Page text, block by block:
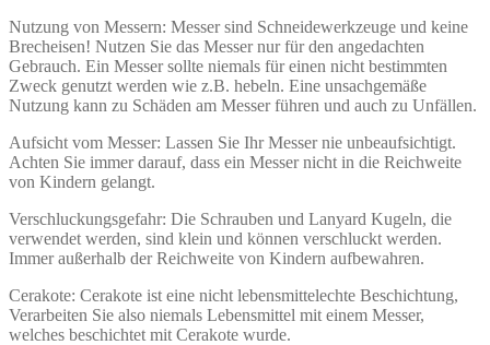
Nutzung von Messern: Messer sind Schneidewerkzeuge und keine
Brecheisen! Nutzen Sie das Messer nur für den angedachten
Gebrauch. Ein Messer sollte niemals für einen nicht bestimmten
Zweck genutzt werden wie z.B. hebeln. Eine unsachgemäße
Nutzung kann zu Schäden am Messer führen und auch zu Unfällen.
Aufsicht vom Messer: Lassen Sie Ihr Messer nie unbeaufsichtigt.
Achten Sie immer darauf, dass ein Messer nicht in die Reichweite
von Kindern gelangt.
Verschluckungsgefahr: Die Schrauben und Lanyard Kugeln, die
verwendet werden, sind klein und können verschluckt werden.
Immer außerhalb der Reichweite von Kindern aufbewahren.
Cerakote: Cerakote ist eine nicht lebensmittelechte Beschichtung,
Verarbeiten Sie also niemals Lebensmittel mit einem Messer,
welches beschichtet mit Cerakote wurde.